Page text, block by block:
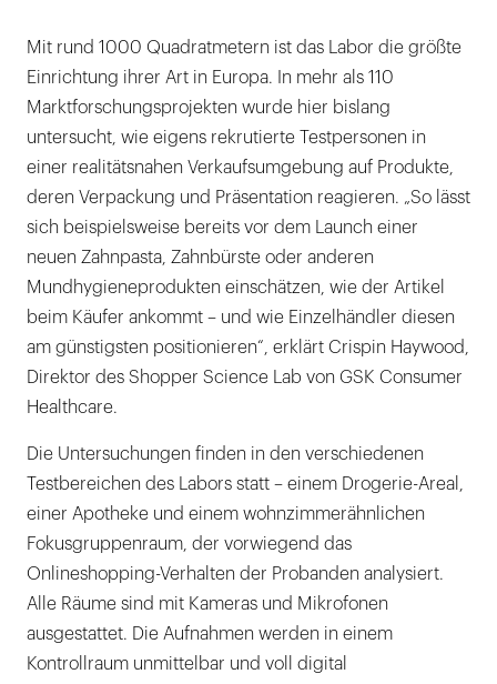
Mit rund 1000 Quadratmetern ist das Labor die größte
Einrichtung ihrer Art in Europa. In mehr als 110
Marktforschungsprojekten wurde hier bislang
untersucht, wie eigens rekrutierte Testpersonen in
einer realitätsnahen Verkaufsumgebung auf Produkte,
deren Verpackung und Präsentation reagieren. „So lässt
sich beispielsweise bereits vor dem Launch einer
neuen Zahnpasta, Zahnbürste oder anderen
Mundhygieneprodukten einschätzen, wie der Artikel
beim Käufer ankommt – und wie Einzelhändler diesen
am günstigsten positionieren“, erklärt Crispin Haywood,
Direktor des Shopper Science Lab von GSK Consumer
Healthcare.
Die Untersuchungen finden in den verschiedenen
Testbereichen des Labors statt – einem Drogerie-Areal,
einer Apotheke und einem wohnzimmerähnlichen
Fokusgruppenraum, der vorwiegend das
Onlineshopping-Verhalten der Probanden analysiert.
Alle Räume sind mit Kameras und Mikrofonen
ausgestattet. Die Aufnahmen werden in einem
Kontrollraum unmittelbar und voll digital